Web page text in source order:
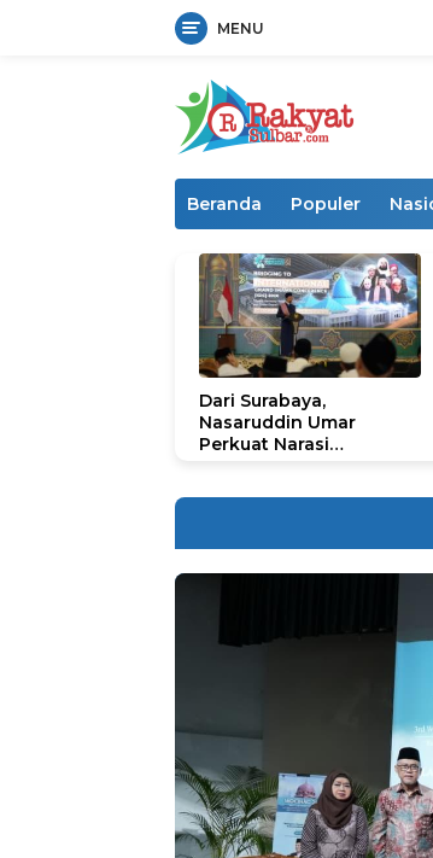
MENU
Beranda Populer
Dari Surabaya,
Nasaruddin Umar
Perkuat Narasi